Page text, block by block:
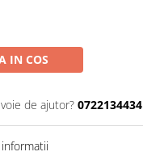
IN COS
de ajutor? 0722134434